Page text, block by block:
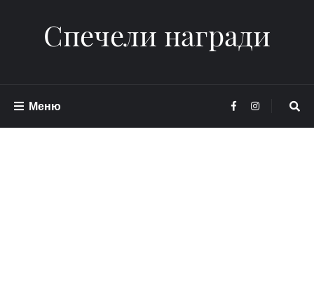
Спечели награди
Меню